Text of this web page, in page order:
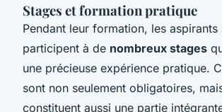
Stages et formation pratique
Pendant leur formation, les aspirants
participent à de nombreux stages
une précieuse expérience pratique.
sont non seulement obligatoires,
constituent aussi une partie